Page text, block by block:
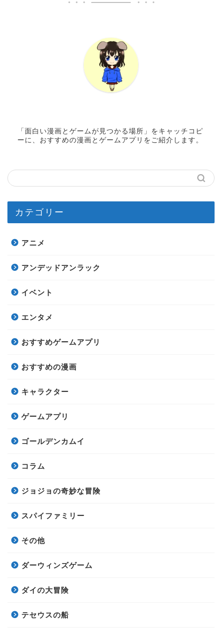
「面白い漫画とゲームが見つかる場所」をキャッチコピ
ーに、おすすめの漫画とゲームアプリをご紹介します。
カテゴリー
アニメ
アンデッドアンラック
イベント
エンタメ
おすすめゲームアプリ
おすすめの漫画
キャラクター
ゲームアプリ
ゴールデンカムイ
コラム
ジョジョの奇妙な冒険
スパイファミリー
その他
ダーウィンズゲーム
ダイの大冒険
テセウスの船